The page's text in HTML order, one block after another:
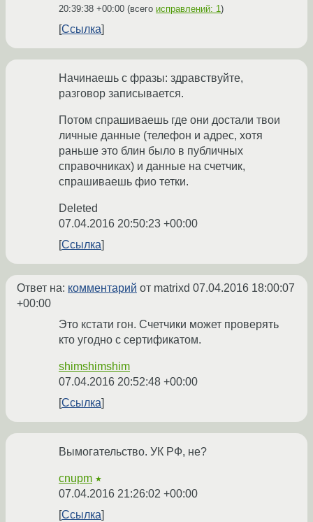
20:39:38 +00:00 (всего исправлений: 1)
Ссылка
Начинаешь с фразы: здравствуйте,
разговор записывается.
Потом спрашиваешь где они достали твои
личные данные (телефон и адрес, хотя
раньше это блин было в публичных
справочниках) и данные на счетчик,
спрашиваешь фио тетки.
Deleted
07.04.2016 20:50:23 +00:00
Ссылка
Ответ на: комментарий от matrixd 07.04.2016 18:00:07
+00:00
Это кстати гон. Счетчики может проверять
кто угодно с сертификатом.
shimshimshim
07.04.2016 20:52:48 +00:00
Ссылка
Вымогательство. УК РФ, не?
cnupm ★
07.04.2016 21:26:02 +00:00
Ссылка